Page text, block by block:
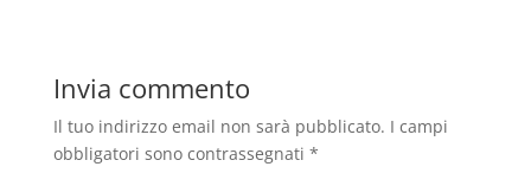
Invia commento
Il tuo indirizzo email non sarà pubblicato. I campi
obbligatori sono contrassegnati *